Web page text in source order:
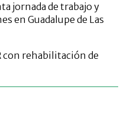
jornada de trabajo y
en Guadalupe de Las
con rehabilitación de